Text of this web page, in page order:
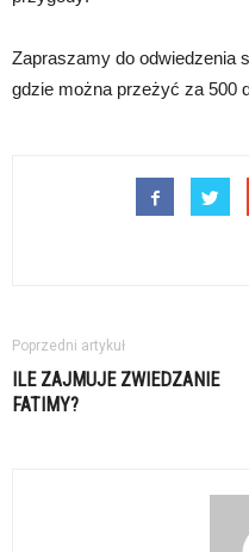
Zapraszamy do odwiedzenia
gdzie można przeżyć za 500
Poprzedni artykuł
ILE ZAJMUJE ZWIEDZANIE
FATIMY?